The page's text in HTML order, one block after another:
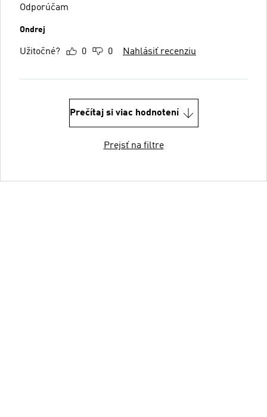
Odporúčam
Ondrej
Užitočné? 0 0 Nahlásiť recenziu
Prečítaj si viac hodnotení
Prejsť na filtre